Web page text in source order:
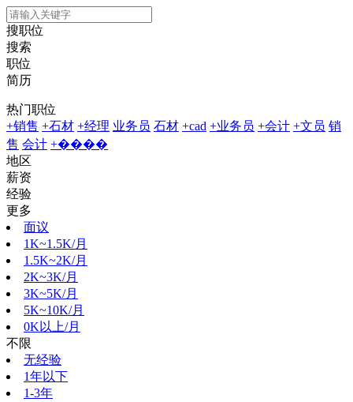
搜职位
搜索
职位
简历
热门职位
+销售 +石材 +经理 业务员 石材 +cad +业务员 +会计 +文员 销
售 会计 +����
地区
薪资
经验
更多
面议
1K~1.5K/月
1.5K~2K/月
2K~3K/月
3K~5K/月
5K~10K/月
0K以上/月
不限
无经验
1年以下
1-3年